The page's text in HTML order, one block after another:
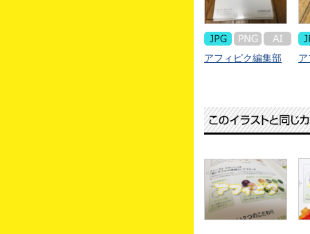
アフィピク編集部